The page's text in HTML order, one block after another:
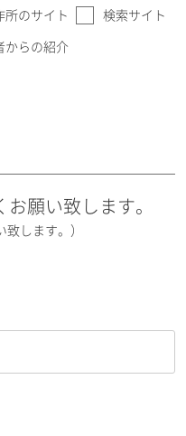
所のサイト 検索サイト
からの紹介
願い致します。
致します。）